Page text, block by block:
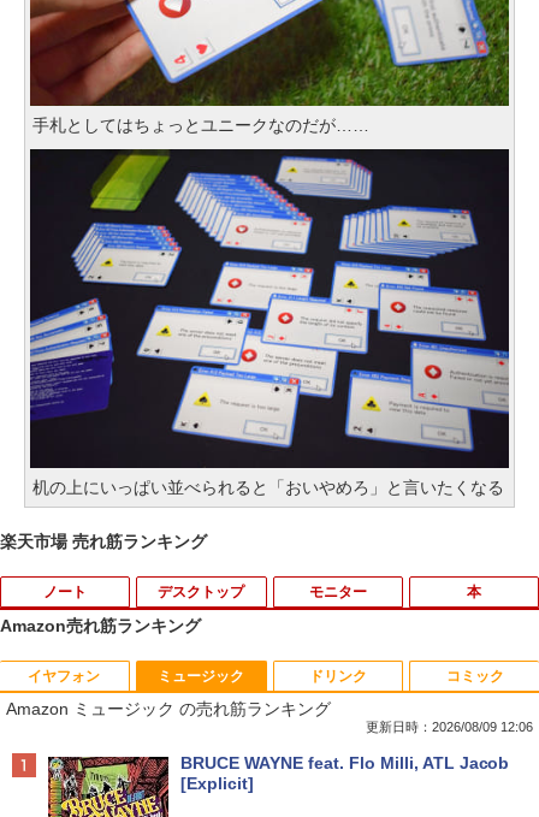
手札としてはちょっとユニークなのだが……
机の上にいっぱい並べられると「おいやめろ」と言いたくなる
楽天市場 売れ筋ランキング
ノート
1
8月5日限定10倍＆抽選10000P！｜2021
年モデル！高性能ノートパソコン Windo
ws11 富士通 LIFEBOOK A5511 第11世
起動新品SSD2TB テンキー内蔵 15.6型大
画面 ノートパソコン中古 オフィス付き
デスクトップ
1
R309-Apple Mac mini A1347 1点 MacO
S Catalina 10.15.7/CPU Core i5-4260U/
メモリ 4GB/SATA 500GB intel HD Grap
★送料無料【中古動作品】
モニター
1
【中古良品】【安心保証】Princeton 21.
5型ワイドカラー液晶ディスプレイ PTF
WDE-22W / PTFBDE-22W ブラック/ ホ
￥4,050
本
1 YOGAポーズの教科書 [ 綿本彰 ]
Amazon売れ筋ランキング
イヤフォン
Anker Soundcore P40i オフホワイト
ミュージック
Amazon ミュージック の売れ筋ランキング
更新日時：2026/08/09 12:06
BRUCE WAYNE feat. Flo Milli, ATL Jacob
[Explicit]
ドリンク コミック